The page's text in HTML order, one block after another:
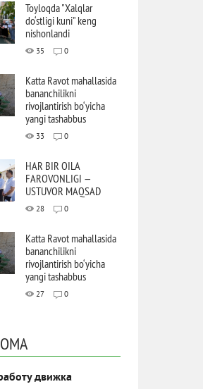
Toyloqda "Xalqlar
do‘stligi kuni" keng
nishonlandi
35 0
Katta Ravot mahallasida
bananchilikni
rivojlantirish bo‘yicha
yangi tashabbus
33 0
HAR BIR OILA
FAROVONLIGI —
USTUVOR MAQSAD
28 0
Katta Ravot mahallasida
bananchilikni
rivojlantirish bo‘yicha
yangi tashabbus
27 0
движка